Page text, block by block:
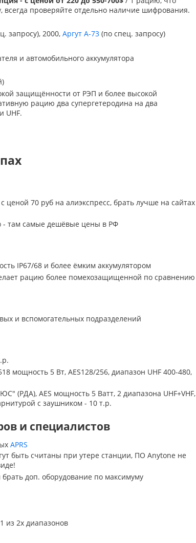
проверяйте отдельно наличие шифрования.
запросу), 2000, Аргут A-73 (по спец. запросу)
и автомобильного аккумулятора
защищённости от РЭП и более высокой
рацию два супергетеродина на два
UHF.
ценой 70 руб на алиэкспресс, брать лучше на сайтах
- там самые дешёвые цены в РФ
IP67/68 и более ёмким аккумулятором
рацию более помехозащищенной по сравнению
и вспомогательных подразделений
мощность 5 Вт, AES128/256, диапазон UHF 400-480,
AES мощность 5 Ватт, 2 диапазона UHF+VHF,
с заушником - 10 т.р.
и специалистов
APRS
быть считаны при утере станции, ПО Anytone не
доп. оборудование по максимуму
из 2х диапазонов